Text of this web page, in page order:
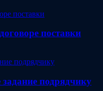
поставки
задание подрядчику